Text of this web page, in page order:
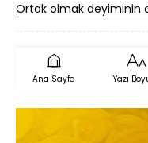
Ortak olmak deyiminin
Ana Sayfa Yazı